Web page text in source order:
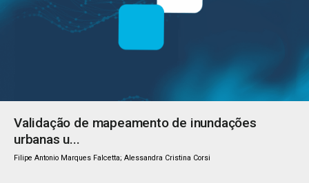
Validação de mapeamento de inundações
urbanas u...
Filipe Antonio Marques Falcetta; Alessandra Cristina Corsi